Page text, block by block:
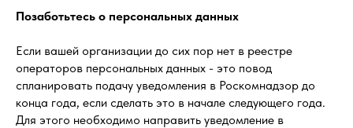
Позаботьтесь о персональных данных
Если вашей организации до сих пор нет в реестре
операторов персональных данных - это повод
спланировать подачу уведомления в Роскомнадзор до
конца года, если сделать это в начале следующего года.
Для этого необходимо направить уведомление в